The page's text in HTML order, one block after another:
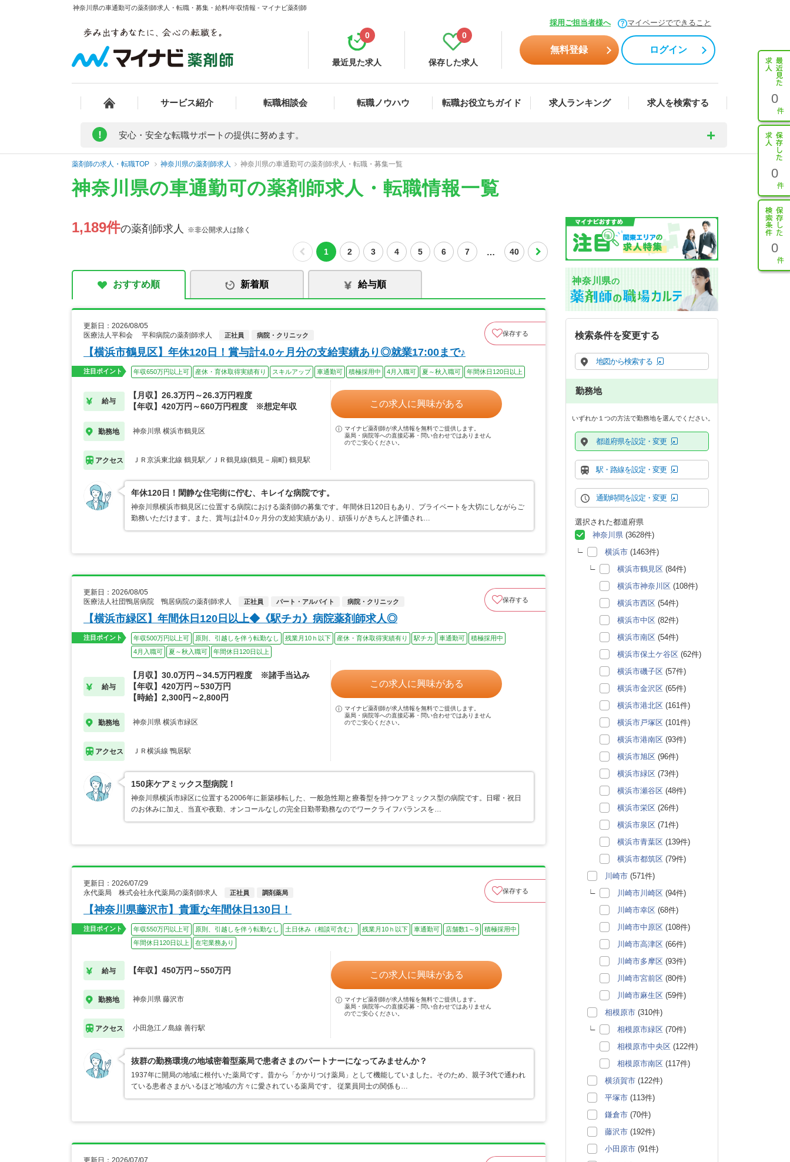
神奈川県の車通勤可の薬剤師求人・転職・募集・給料/年収情報 - マイナビ薬剤師
採用ご担当者様へ マイページでできること
最近見た求人
0
保存した求人
0
無料登録 ログイン
サービス紹介 転職相談会 転職ノウハウ 転職お役立ちガイド 求人ランキング 求人を検索する 0
0
0
! 安心・安全な転職サポートの提供に努めます。
薬剤師の求人・転職TOP 神奈川県の薬剤師求人 神奈川県の車通勤可の薬剤師求人・転職・募集一覧
神奈川県の車通勤可の薬剤師求人・転職情報一覧
1,189件の薬剤師求人 ※非公開求人は除く
1 2 3 4 5 6 7 … 40
おすすめ順 新着順 給与順
更新日：2026/08/05
医療法人平和会 平和病院の薬剤師求人
正社員 病院・クリニック 保存する
【横浜市鶴見区】年休120日！賞与計4.0ヶ月分の支給実績あり◎就業17:00まで♪
注目ポイント 年収650万円以上可 産休・育休取得実績有り スキルアップ 車通勤可 積極採用中 4月入職可 夏～秋入職可 年間休日120日以上
給与
【月収】26.3万円～26.3万円程度
【年収】420万円～660万円程度 ※想定年収
勤務地 神奈川県 横浜市鶴見区
アクセス ＪＲ京浜東北線 鶴見駅／ＪＲ鶴見線(鶴見－扇町) 鶴見駅
この求人に興味がある
マイナビ薬剤師が求人情報を無料でご提供します。
薬局・病院等への直接応募・問い合わせではありません
のでご安心ください。
年休120日！閑静な住宅街に佇む、キレイな病院です。
神奈川県横浜市鶴見区に位置する病院における薬剤師の募集です。年間休日120日もあり、プライベートを大切にしながらご
勤務いただけます。また、賞与は計4.0ヶ月分の支給実績があり、頑張りがきちんと評価され…
更新日：2026/08/05
医療法人社団鴨居病院 鴨居病院の薬剤師求人
正社員 パート・アルバイト 病院・クリニック 保存する
【横浜市緑区】年間休日120日以上◆《駅チカ》病院薬剤師求人◎
注目ポイント 年収500万円以上可 原則、引越しを伴う転勤なし 残業月10ｈ以下 産休・育休取得実績有り 駅チカ 車通勤可
積極採用中
4月入職可
夏～秋入職可 年間休日120日以上
給与
【月収】30.0万円～34.5万円程度 ※諸手当込み
【年収】420万円～530万円
【時給】2,300円～2,800円
勤務地 神奈川県 横浜市緑区
アクセス ＪＲ横浜線 鴨居駅
この求人に興味がある
マイナビ薬剤師が求人情報を無料でご提供します。
薬局・病院等への直接応募・問い合わせではありません
のでご安心ください。
150床ケアミックス型病院！
神奈川県横浜市緑区に位置する2006年に新築移転した、一般急性期と療養型を持つケアミックス型の病院です。日曜・祝日
のお休みに加え、当直や夜勤、オンコールなしの完全日勤帯勤務なのでワークライフバランスを…
更新日：2026/07/29
永代薬局 株式会社永代薬局の薬剤師求人
正社員 調剤薬局 保存する
【神奈川県藤沢市】貴重な年間休日130日！
注目ポイント 年収550万円以上可 原則、引越しを伴う転勤なし 土日休み（相談可含む） 残業月10ｈ以下 車通勤可 店舗数1～9
積極採用中
年間休日120日以上
在宅業務あり
給与 【年収】450万円～550万円
勤務地 神奈川県 藤沢市
アクセス 小田急江ノ島線 善行駅
この求人に興味がある
マイナビ薬剤師が求人情報を無料でご提供します。
薬局・病院等への直接応募・問い合わせではありません
のでご安心ください。
抜群の勤務環境の地域密着型薬局で患者さまのパートナーになってみませんか？
1937年に開局の地域に根付いた薬局です。昔から「かかりつけ薬局」として機能していました。そのため、親子3代で通われ
ている患者さまがいるほど地域の方々に愛されている薬局です。 従業員同士の関係も…
更新日：2026/07/07
神奈川県の
検索条件を変更する
地図から検索する
勤務地
いずれか１つの方法で勤務地を選んでください。
都道府県を設定・変更
駅・路線を設定・変更
通勤時間を設定・変更
選択された都道府県
神奈川県 (3628件)
横浜市 (1463件)
横浜市鶴見区 (84件)
横浜市神奈川区 (108件)
横浜市西区 (54件)
横浜市中区 (82件)
横浜市南区 (54件)
横浜市保土ケ谷区 (62件)
横浜市磯子区 (57件)
横浜市金沢区 (65件)
横浜市港北区 (161件)
横浜市戸塚区 (101件)
横浜市港南区 (93件)
横浜市旭区 (96件)
横浜市緑区 (73件)
横浜市瀬谷区 (48件)
横浜市栄区 (26件)
横浜市泉区 (71件)
横浜市青葉区 (139件)
横浜市都筑区 (79件)
川崎市 (571件)
川崎市川崎区 (94件)
川崎市幸区 (68件)
川崎市中原区 (108件)
川崎市高津区 (66件)
川崎市多摩区 (93件)
川崎市宮前区 (80件)
川崎市麻生区 (59件)
相模原市 (310件)
相模原市緑区 (70件)
相模原市中央区 (122件)
相模原市南区 (117件)
横須賀市 (122件)
平塚市 (113件)
鎌倉市 (70件)
藤沢市 (192件)
小田原市 (91件)